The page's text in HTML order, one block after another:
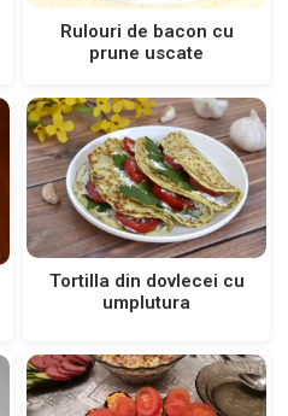
Rulouri de bacon cu
prune uscate
Tortilla din dovlecei cu
umplutura